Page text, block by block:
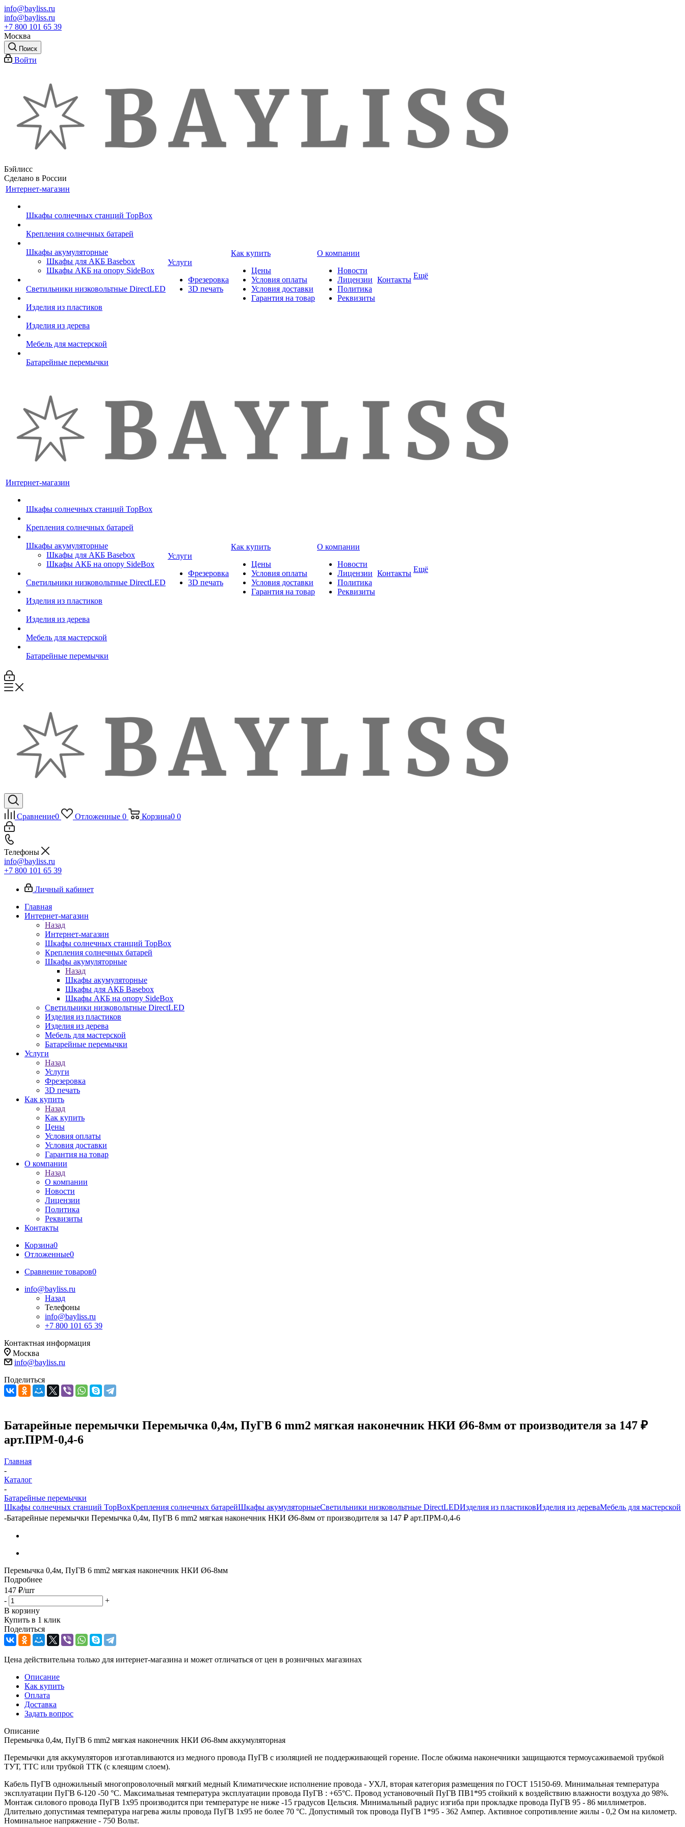
info@bayliss.ru
info@bayliss.ru
+7 800 101 65 39
Москва
Поиск
Войти
Бэйлисс
Сделано в России
Интернет-магазин
Шкафы солнечных станций TopBox
Крепления солнечных батарей
Шкафы акумуляторные
Шкафы для АКБ Basebox
Шкафы АКБ на опору SideBox
Светильники низковольтные DirectLED
Изделия из пластиков
Изделия из дерева
Мебель для мастерской
Батарейные перемычки
Услуги
Фрезеровка
3D печать
Как купить
Цены
Условия оплаты
Условия доставки
Гарантия на товар
О компании
Новости
Лицензии
Политика
Реквизиты
Контакты Ещё
Интернет-магазин
Шкафы солнечных станций TopBox
Крепления солнечных батарей
Шкафы акумуляторные
Шкафы для АКБ Basebox
Шкафы АКБ на опору SideBox
Светильники низковольтные DirectLED
Изделия из пластиков
Изделия из дерева
Мебель для мастерской
Батарейные перемычки
Услуги
Фрезеровка
3D печать
Как купить
Цены
Условия оплаты
Условия доставки
Гарантия на товар
О компании
Новости
Лицензии
Политика
Реквизиты
Контакты Ещё
Сравнение0 Отложенные 0 Корзина0 0
Телефоны
info@bayliss.ru
+7 800 101 65 39
Личный кабинет
Главная
Интернет-магазин
Назад
Интернет-магазин
Шкафы солнечных станций TopBox
Крепления солнечных батарей
Шкафы акумуляторные
Назад
Шкафы акумуляторные
Шкафы для АКБ Basebox
Шкафы АКБ на опору SideBox
Светильники низковольтные DirectLED
Изделия из пластиков
Изделия из дерева
Мебель для мастерской
Батарейные перемычки
Услуги
Назад
Услуги
Фрезеровка
3D печать
Как купить
Назад
Как купить
Цены
Условия оплаты
Условия доставки
Гарантия на товар
О компании
Назад
О компании
Новости
Лицензии
Политика
Реквизиты
Контакты
Корзина0
Отложенные0
Сравнение товаров0
info@bayliss.ru
Назад
Телефоны
info@bayliss.ru
+7 800 101 65 39
Контактная информация
Москва
info@bayliss.ru
Поделиться
Батарейные перемычки Перемычка 0,4м, ПуГВ 6 mm2 мягкая наконечник НКИ Ø6-8мм от производителя за 147 ₽
арт.ПРМ-0,4-6
Главная
-
Каталог
-
Батарейные перемычки
Шкафы солнечных станций TopBoxКрепления солнечных батарейШкафы акумуляторныеСветильники низковольтные DirectLEDИзделия из пластиковИзделия из дереваМебель для мастерской
-Батарейные перемычки Перемычка 0,4м, ПуГВ 6 mm2 мягкая наконечник НКИ Ø6-8мм от производителя за 147 ₽ арт.ПРМ-0,4-6
Перемычка 0,4м, ПуГВ 6 mm2 мягкая наконечник НКИ Ø6-8мм
Подробнее
147 ₽/шт
-
+
В корзину
Купить в 1 клик
Поделиться
Цена действительна только для интернет-магазина и может отличаться от цен в розничных магазинах
Описание
Как купить
Оплата
Доставка
Задать вопрос
Описание
Перемычка 0,4м, ПуГВ 6 mm2 мягкая наконечник НКИ Ø6-8мм аккумуляторная
Перемычки для аккумуляторов изготавливаются из медного провода ПуГВ с изоляцией не поддерживающей горение. После обжима наконечники защищаются термоусаживаемой трубкой
ТУТ, ТТС или трубкой ТТК (с клеящим слоем).
Кабель ПуГВ одножильный многопроволочный мягкий медный Климатические исполнение провода - УХЛ, вторая категория размещения по ГОСТ 15150-69. Минимальная температура
эксплуатации ПуГВ 6-120 -50 °С. Максимальная температура эксплуатации провода ПуГВ : +65°С. Провод установочный ПуГВ ПВ1*95 стойкий к воздействию влажности воздуха до 98%.
Монтаж силового провода ПуГВ 1х95 производится при температуре не ниже -15 градусов Цельсия. Минимальный радиус изгиба при прокладке провода ПуГВ 95 - 86 миллиметров.
Длительно допустимая температура нагрева жилы провода ПуГВ 1х95 не более 70 °С. Допустимый ток провода ПуГВ 1*95 - 362 Ампер. Активное сопротивление жилы - 0,2 Ом на километр.
Номинальное напряжение - 750 Вольт.